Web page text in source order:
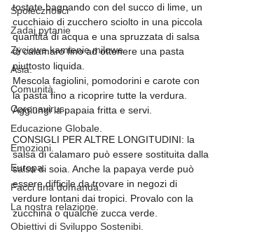
Społeczności
Zadaj pytanie
Zyciowe kamienie milowe
Asia.
Comunità.
Coronavirus.
Educazione Globale.
Emozioni.
Europa.
Facci una domanda.
La nostra relazione.
Obiettivi di Sviluppo Sostenibi.
tostate bagnando con del succo di lime, un
cucchiaio di zucchero sciolto in una piccola
quantità di acqua e una spruzzata di salsa
di calamaro fino ad ottenere una pasta
piuttosto liquida.
Mescola fagiolini, pomodorini e carote con
la pasta fino a ricoprire tutte la verdura.
Aggiungi la papaia fritta e servi.
CONSIGLI PER ALTRE LONGITUDINI: la
salsa di calamaro può essere sostituita dalla
salsa di soia. Anche la papaya verde può
essere difficile da trovare in negozi di
verdure lontani dai tropici. Provalo con la
zucchina o qualche zucca verde.